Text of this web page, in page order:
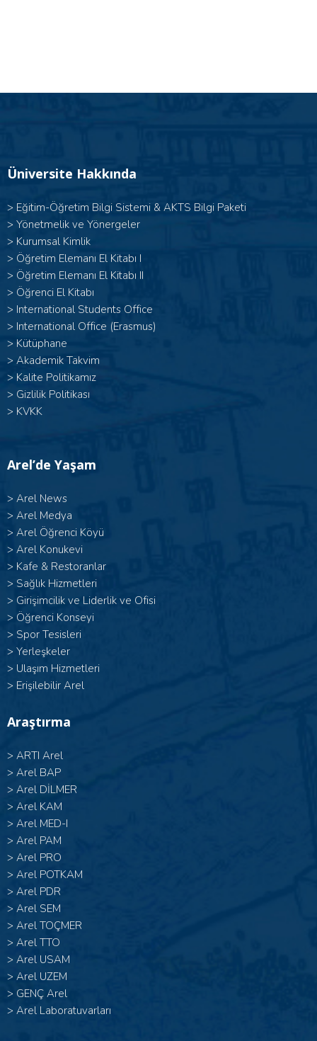
Üniversite Hakkında
> Eğitim-Öğretim Bilgi Sistemi & AKTS Bilgi Paketi
> Yönetmelik ve Yönergeler
> Kurumsal Kimlik
> Öğretim Elemanı El Kitabı I
> Öğretim Elemanı El Kitabı II
> Öğrenci El Kitabı
> International Students Office
> International Office (Erasmus)
> Kütüphane
> Akademik Takvim
> Kalite Politikamız
> Gizlilik Politikası
> KVKK
Arel’de Yaşam
> Arel News
> Arel Medya
> Arel Öğrenci Köyü
> Arel Konukevi
> Kafe & Restoranlar
> Sağlık Hizmetleri
> Girişimcilik ve Liderlik ve Ofisi
> Öğrenci Konseyi
> Spor Tesisleri
> Yerleşkeler
> Ulaşım Hizmetleri
> Erişilebilir Arel
Araştırma
> ARTI Arel
> Arel BAP
> Arel DİLMER
> Arel KAM
> Arel MED-I
> Arel PAM
> Arel PRO
> Arel POTKAM
> Arel PDR
> Arel SEM
> Arel TOÇMER
> Arel TTO
> Arel USAM
> Arel UZEM
> GENÇ Arel
> Arel Laboratuvarları